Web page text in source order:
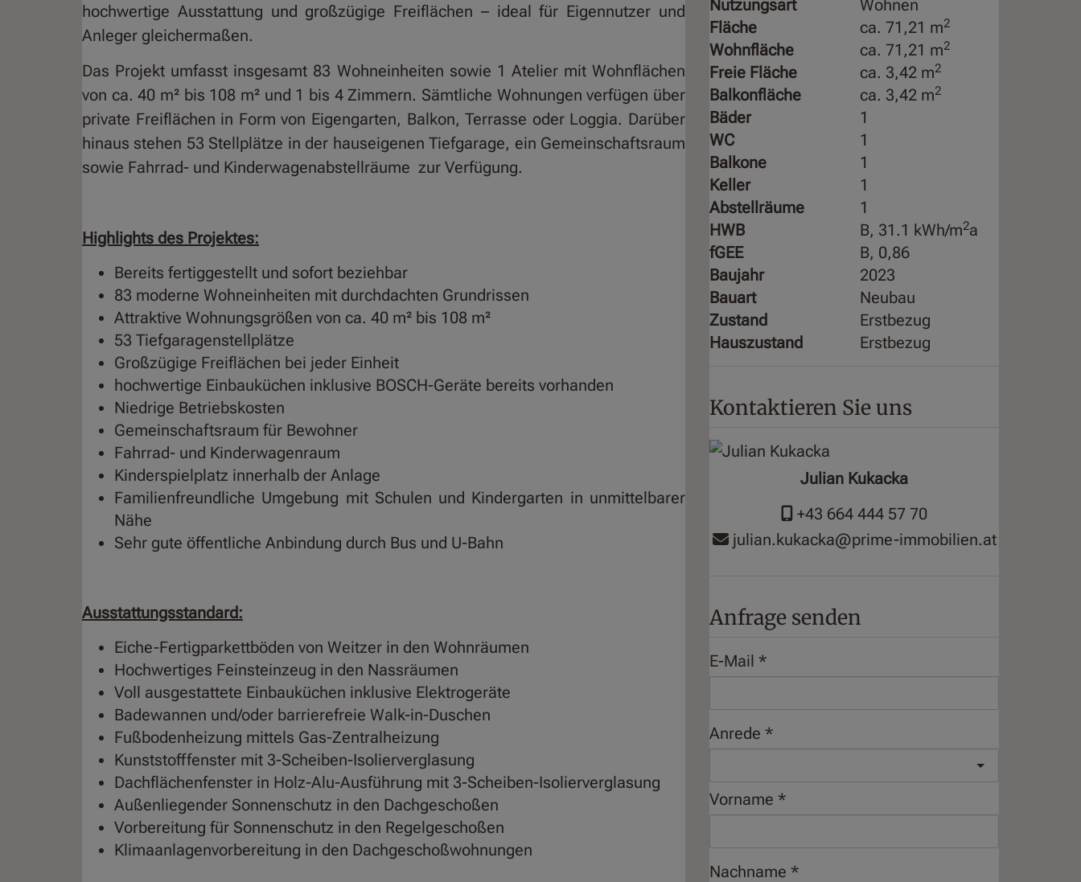
hochwertige Ausstattung und großzügige Freiflächen – ideal für Eigennutzer und
Anleger gleichermaßen.
Das Projekt umfasst insgesamt 83 Wohneinheiten sowie 1 Atelier mit Wohnflächen
von ca. 40 m² bis 108 m² und 1 bis 4 Zimmern. Sämtliche Wohnungen verfügen über
private Freiflächen in Form von Eigengarten, Balkon, Terrasse oder Loggia. Darüber
hinaus stehen 53 Stellplätze in der hauseigenen Tiefgarage, ein Gemeinschaftsraum
sowie Fahrrad- und Kinderwagenabstellräume zur Verfügung.
Highlights des Projektes:
Bereits fertiggestellt und sofort beziehbar
83 moderne Wohneinheiten mit durchdachten Grundrissen
Attraktive Wohnungsgrößen von ca. 40 m² bis 108 m²
53 Tiefgaragenstellplätze
Großzügige Freiflächen bei jeder Einheit
hochwertige Einbauküchen inklusive BOSCH-Geräte bereits vorhanden
Niedrige Betriebskosten
Gemeinschaftsraum für Bewohner
Fahrrad- und Kinderwagenraum
Kinderspielplatz innerhalb der Anlage
Familienfreundliche Umgebung mit Schulen und Kindergarten in unmittelbarer
Nähe
Sehr gute öffentliche Anbindung durch Bus und U-Bahn
Ausstattungsstandard:
Eiche-Fertigparkettböden von Weitzer in den Wohnräumen
Hochwertiges Feinsteinzeug in den Nassräumen
Voll ausgestattete Einbauküchen inklusive Elektrogeräte
Badewannen und/oder barrierefreie Walk-in-Duschen
Fußbodenheizung mittels Gas-Zentralheizung
Kunststofffenster mit 3-Scheiben-Isolierverglasung
Dachflächenfenster in Holz-Alu-Ausführung mit 3-Scheiben-Isolierverglasung
Außenliegender Sonnenschutz in den Dachgeschoßen
Vorbereitung für Sonnenschutz in den Regelgeschoßen
Klimaanlagenvorbereitung in den Dachgeschoßwohnungen
Nutzungsart
Wohnen
Fläche
ca. 71,21 m2
Wohnfläche ca. 71,21 m2
Freie Fläche ca. 3,42 m2
Balkonfläche ca. 3,42 m2
Bäder
1
WC
1
Balkone
1
Keller
1
Abstellräume
1
HWB
B, 31.1 kWh/m2a
fGEE
B, 0,86
Baujahr
2023
Bauart
Neubau
Zustand
Erstbezug
Hauszustand
Erstbezug
Kontaktieren Sie uns
Julian Kukacka
+43 664 444 57 70
julian.kukacka@prime-immobilien.at
Anfrage senden
E-Mail
Anrede
Vorname
Nachname